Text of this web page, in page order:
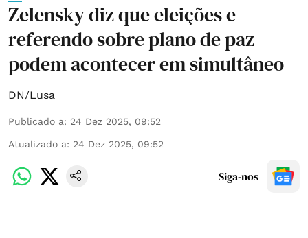
Zelensky diz que eleições e
referendo sobre plano de paz
podem acontecer em simultâneo
DN/Lusa
Publicado a: 24 Dez 2025, 09:52
Atualizado a: 24 Dez 2025, 09:52
Siga-nos